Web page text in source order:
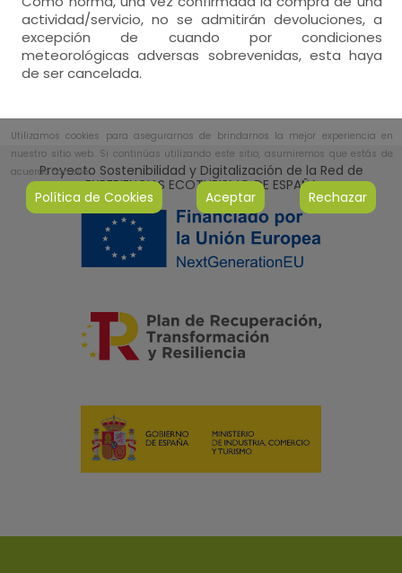
actividad/servicio, no se admitirán devoluciones, a
excepción de cuando por condiciones
meteorológicas adversas sobrevenidas, esta haya
de ser cancelada.
Proyecto Sostenibilidad y Digitalización de la Red de
EXPERIENCIAS ECOTURISMO DE ESPAÑA
Utilizamos cookies para asegurarnos de brindarnos la mejor experiencia en
nuestro sitio web. Si continúas utilizando este sitio, asumiremos que estás de
acuerdo con ello.
Política de Cookies Aceptar Rechazar